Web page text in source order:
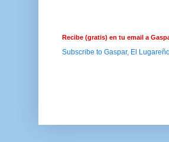
Recibe (gratis) en tu email a
Subscribe to Gaspar, El